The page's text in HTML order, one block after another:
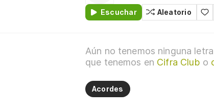
Escuchar Aleatorio
Aún no tenemos ninguna
que tenemos en Cifra Club o
Acordes